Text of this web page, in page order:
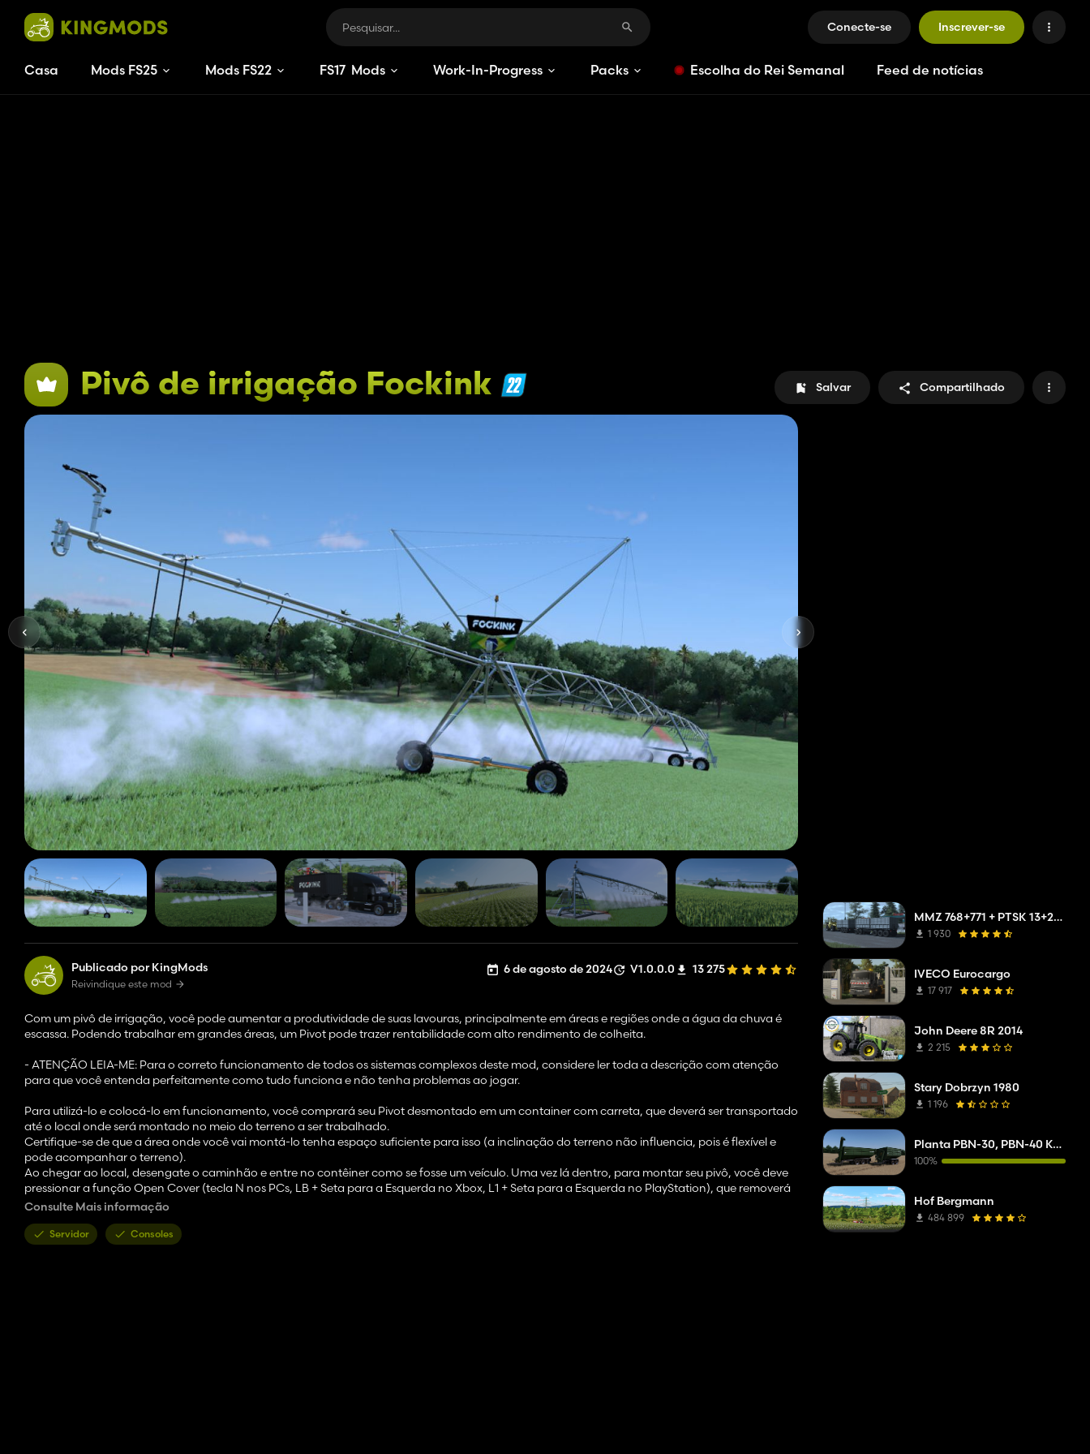
Conecte-se Inscrever-se
Casa Mods FS25 Mods FS22 FS17 Mods Work-In-Progress Packs Escolha do Rei Semanal Feed de notícias
Pivô de irrigação Fockink Salvar Compartilhado
Publicado por KingMods
Reivindique este mod
6 de agosto de 2024 V1.0.0.0 13 275
Com um pivô de irrigação, você pode aumentar a produtividade de suas lavouras, principalmente em áreas e regiões onde a água da chuva é
escassa. Podendo trabalhar em grandes áreas, um Pivot pode trazer rentabilidade com alto rendimento de colheita.
- ATENÇÃO LEIA-ME: Para o correto funcionamento de todos os sistemas complexos deste mod, considere ler toda a descrição com atenção
para que você entenda perfeitamente como tudo funciona e não tenha problemas ao jogar.
Para utilizá-lo e colocá-lo em funcionamento, você comprará seu Pivot desmontado em um container com carreta, que deverá ser transportado
até o local onde será montado no meio do terreno a ser trabalhado.
Certifique-se de que a área onde você vai montá-lo tenha espaço suficiente para isso (a inclinação do terreno não influencia, pois é flexível e
pode acompanhar o terreno).
Ao chegar ao local, desengate o caminhão e entre no contêiner como se fosse um veículo. Uma vez lá dentro, para montar seu pivô, você deve
pressionar a função Open Cover (tecla N nos PCs, LB + Seta para a Esquerda no Xbox, L1 + Seta para a Esquerda no PlayStation), que removerá
o contêiner do trailer, e então o contêiner será desapareça e você começará a montar toda a estrutura pivô.
acionar a irrigação coloque-o em modo rotação e mesmo após abaixar ele girará sozinho conforme explicado abaixo.
Consulte Mais informação
Servidor Consoles
MMZ 768+771 + PTSK 13+20 Pack
1 930
IVECO Eurocargo
17 917
John Deere 8R 2014
2 215
Stary Dobrzyn 1980
1 196
Planta PBN-30, PBN-40 Kobzarenko
100%
Hof Bergmann
484 899